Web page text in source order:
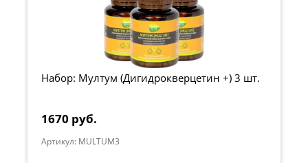
Набор: Мултум (Дигидрокверцетин +) 3 шт.
1670 руб.
Артикул: MULTUM3